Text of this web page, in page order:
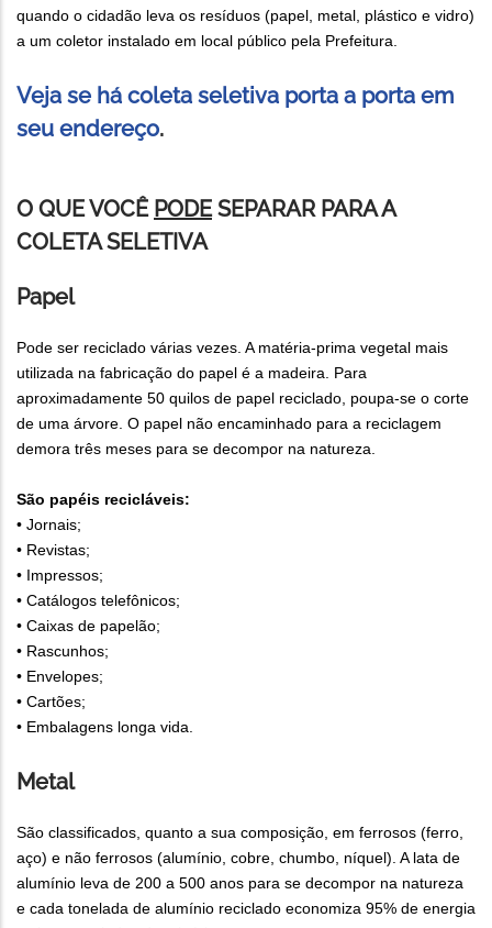
quando o cidadão leva os resíduos (papel, metal, plástico e vidro)
a um coletor instalado em local público pela Prefeitura.
Veja se há coleta seletiva porta a porta em
seu endereço.
O QUE VOCÊ PODESEPARAR PARA A
COLETA SELETIVA
Papel
Pode ser reciclado várias vezes. A matéria-prima vegetal mais
utilizada na fabricação do papel é a madeira. Para
aproximadamente 50 quilos de papel reciclado, poupa-se o corte
de uma árvore. O papel não encaminhado para a reciclagem
demora três meses para se decompor na natureza.
São papéis recicláveis:
• Jornais;
• Revistas;
• Impressos;
• Catálogos telefônicos;
• Caixas de papelão;
• Rascunhos;
• Envelopes;
• Cartões;
• Embalagens longa vida.
Metal
São classificados, quanto a sua composição, em ferrosos (ferro,
aço) e não ferrosos (alumínio, cobre, chumbo, níquel). A lata de
alumínio leva de 200 a 500 anos para se decompor na natureza
e cada tonelada de alumínio reciclado economiza 95% de energia